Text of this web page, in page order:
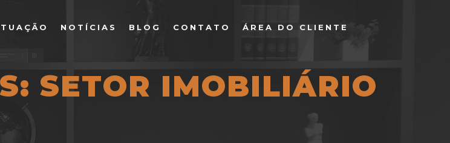
NOTÍCIAS BLOG CONTATO ÁREA DO CLIENTE
SETOR IMOBILIÁRIO